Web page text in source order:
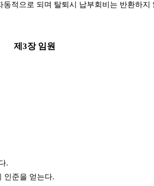
적으로 되며 탈퇴시 납부회비는 반환하지
제3장 임원
.
인준을 얻는다.